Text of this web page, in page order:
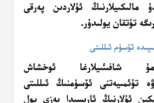
مالىكىيلارنىڭ ئۇلاردىن پەرقى
تۇتقان يولىدۇر.
شافىئىيلارغا ئوخشاش
تۇئمىيەتنى ئۆسۈمنىڭ ئىللىتى
ئۇلارنىڭ ئارىسىدا بەزى يول